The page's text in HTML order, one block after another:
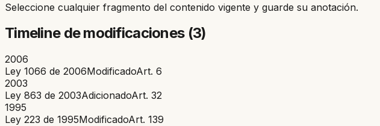
Seleccione cualquier fragmento del contenido vigente y guarde su anotación.
Timeline de modificaciones (3)
2006
Ley 1066 de 2006ModificadoArt. 6
2003
Ley 863 de 2003AdicionadoArt. 32
1995
Ley 223 de 1995ModificadoArt. 139